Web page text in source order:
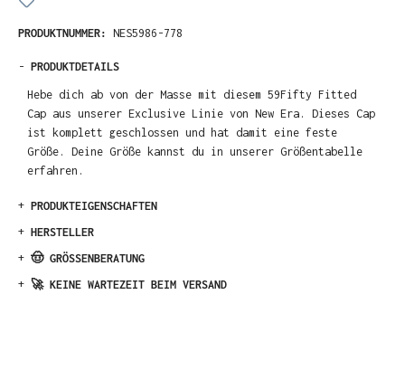
PRODUKTNUMMER: NES5986-778
- PRODUKTDETAILS
Hebe dich ab von der Masse mit diesem 59Fifty Fitted
Cap aus unserer Exclusive Linie von New Era. Dieses Cap
ist komplett geschlossen und hat damit eine feste
Größe. Deine Größe kannst du in unserer Größentabelle
erfahren.
+ PRODUKTEIGENSCHAFTEN
+ HERSTELLER
+ 🤠 GRÖSSENBERATUNG
+ 🚀 KEINE WARTEZEIT BEIM VERSAND